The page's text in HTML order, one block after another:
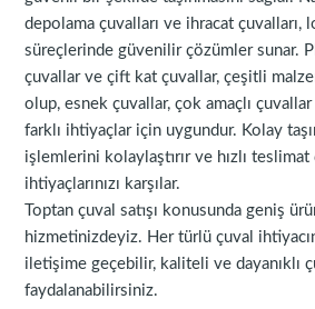
depolama çuvalları ve ihracat
süreçlerinde güvenilir çözümler sunar.
çuvallar ve çift kat çuvallar, çeşitli
olup, esnek çuvallar, çok amaçlı
farklı ihtiyaçlar için uygundur. Kolay
işlemlerini kolaylaştırır ve hızlı teslimat
ihtiyaçlarınızı karşılar.
Toptan çuval satışı konusunda geniş
hizmetinizdeyiz. Her türlü çuval
iletişime geçebilir, kaliteli ve dayanıklı
faydalanabilirsiniz.